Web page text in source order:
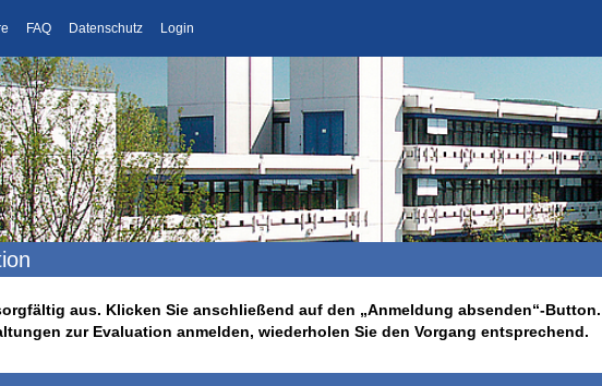
FAQ Datenschutz Login
aus. Klicken Sie anschließend auf den „Anmeldung absenden“-Button.
zur Evaluation anmelden, wiederholen Sie den Vorgang entsprechend.